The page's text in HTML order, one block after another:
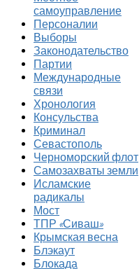
самоуправление
Персоналии
Выборы
Законодательство
Партии
Международные
связи
Хронология
Консульства
Криминал
Севастополь
Черноморский флот
Самозахваты земли
Исламские
радикалы
Мост
ТПР «Сиваш»
Крымская весна
Блэкаут
Блокада